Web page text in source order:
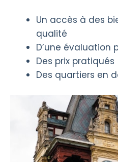
Un accès à des
qualité
D’une évaluation
Des prix pratiqués
Des quartiers en